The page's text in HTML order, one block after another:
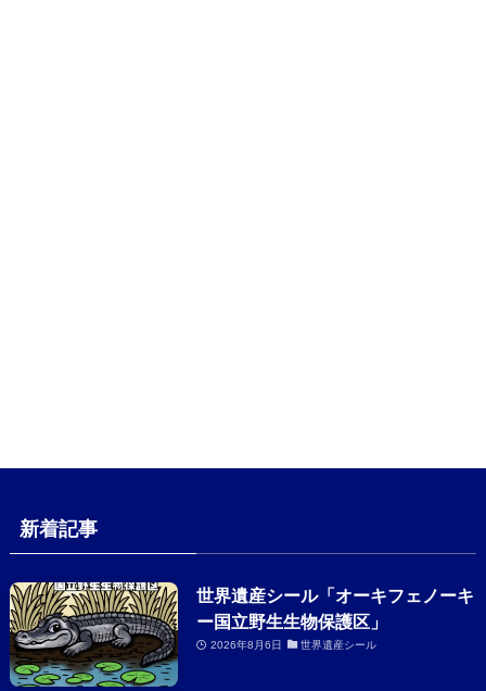
新着記事
世界遺産シール「オーキフェノーキ
ー国立野生生物保護区」
2026年8月6日 世界遺産シール